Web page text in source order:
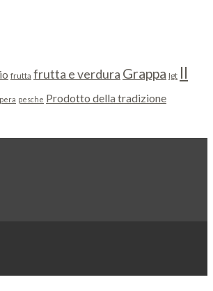
frutta frutta e verdura Grappa Igt Il
pera pesche Prodotto della tradizione